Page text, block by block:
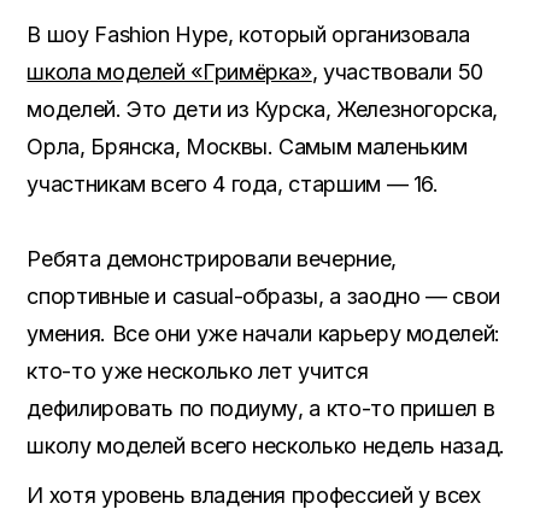
В шоу Fashion Hype, который организовала
школа моделей «Гримёрка», участвовали 50
моделей. Это дети из Курска, Железногорска,
Орла, Брянска, Москвы. Самым маленьким
участникам всего 4 года, старшим — 16.
Ребята демонстрировали вечерние,
спортивные и casual-образы, а заодно — свои
умения. Все они уже начали карьеру моделей:
кто-то уже несколько лет учится
дефилировать по подиуму, а кто-то пришел в
школу моделей всего несколько недель назад.
И хотя уровень владения профессией у всех